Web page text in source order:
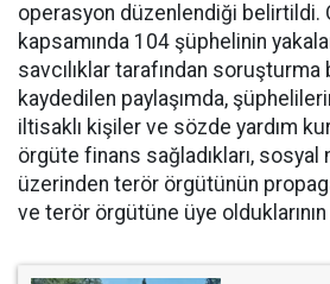
operasyon düzenlendiği belirtildi.
kapsamında 104 şüphelinin
savcılıklar tarafından soruşturma
kaydedilen paylaşımda,
iltisaklı kişiler ve sözde yardım
örgüte finans sağladıkları, sosyal
üzerinden terör örgütünün
ve terör örgütüne üye